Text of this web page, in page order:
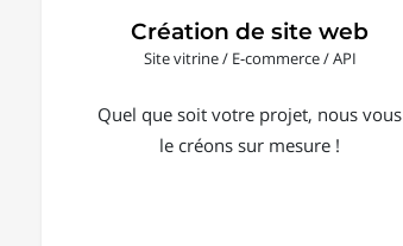
Création de site web
Site vitrine / E-commerce / API
Quel que soit votre projet, nous vous
le créons sur mesure !